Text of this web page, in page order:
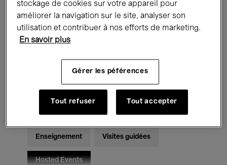
Expositions Films Performances
Rencontres & Débats Jazz
Musique électronique
Pour tous Kids’ Palace
Enseignement Visites guidées
Hosted Events
stockage de cookies sur votre appareil pour
améliorer la navigation sur le site, analyser son
utilisation et contribuer à nos efforts de marketing.
En savoir plus
Gérer les péférences
Tout refuser Tout accepter